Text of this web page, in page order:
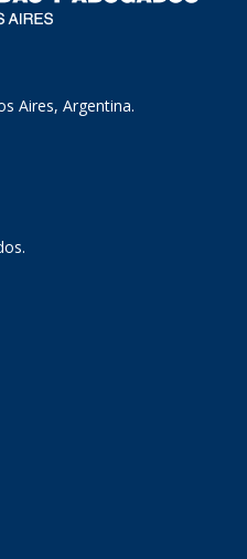
Aires, Argentina.